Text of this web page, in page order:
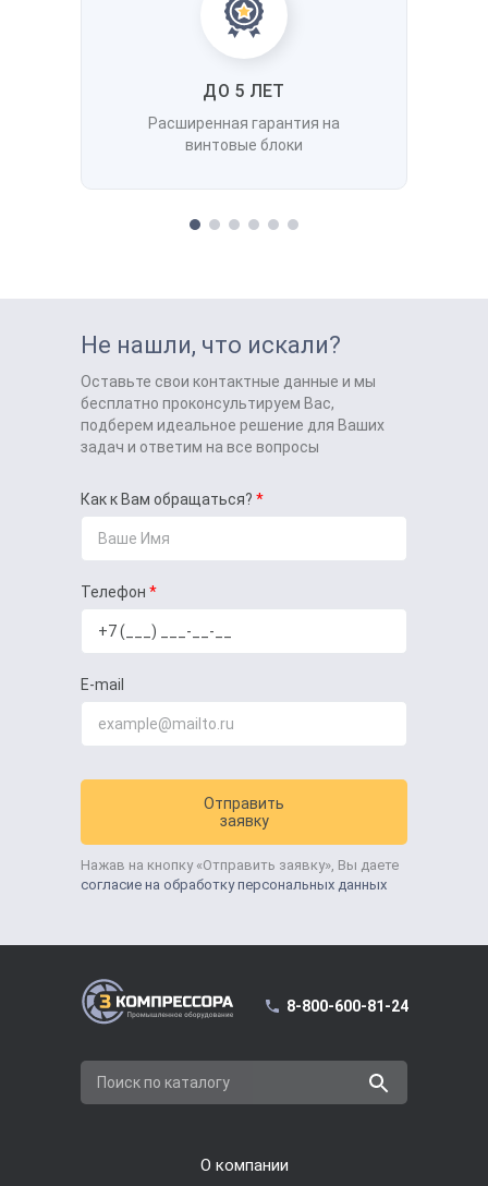
ДО 5 ЛЕТ
Расширенная гарантия на
винтовые блоки
Не нашли, что искали?
Оставьте свои контактные данные и мы
бесплатно проконсультируем Вас,
подберем идеальное решение для Ваших
задач и ответим на все вопросы
Как к Вам обращаться?
Телефон
E-mail
Отправить
заявку
Нажав на кнопку «Отправить заявку», Вы даете
согласие на обработку персональных данных
8-800-600-81-24
Поиск по каталогу
О компании